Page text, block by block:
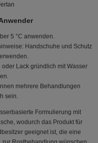
5 °C anwenden.
Handschuhe und Schutz
Lack gründlich mit Wasser
mehrere Behandlungen
sein.
Formulierung mit
wodurch das Produkt für
geeignet ist, die eine